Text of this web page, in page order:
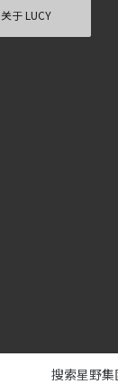
关于 LUCY
搜索星野